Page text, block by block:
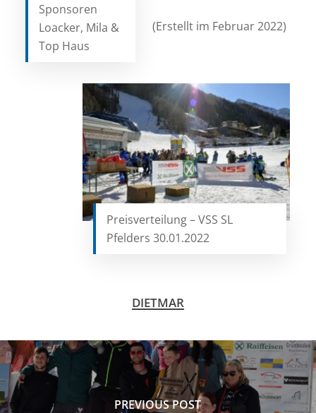
Sponsoren
Loacker, Mila &
Top Haus
Preisverteilung – VSS SL
Pfelders 30.01.2022
(Erstellt im Februar 2022)
DIETMAR
PREVIOUS POST